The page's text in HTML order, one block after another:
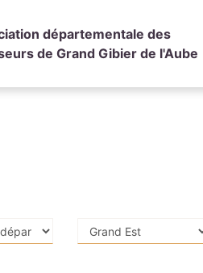
départementale des
de Grand Gibier de l'Aube